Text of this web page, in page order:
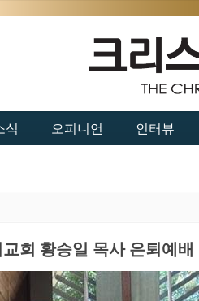
식 오피니언 인터뷰
회 황승일 목사 은퇴예배